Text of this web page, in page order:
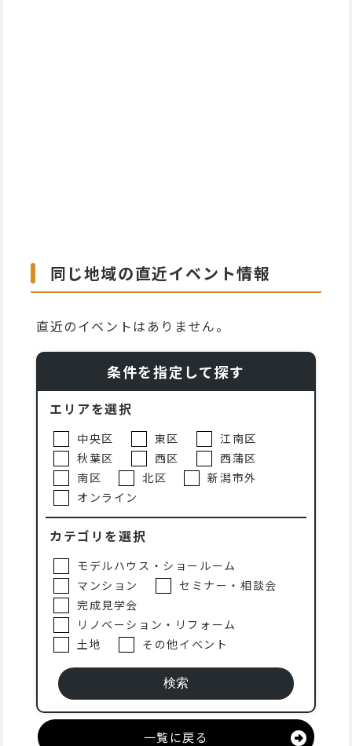
同じ地域の直近イベント情報
直近のイベントはありません。
条件を指定して探す
エリアを選択
中央区 東区
江南区
秋葉区
西区
西蒲区
南区
北区
新潟市外
オンライン
カテゴリを選択
モデルハウス・ショールーム
マンション
セミナー・相談会
完成見学会
リノベーション・リフォーム
土地
その他イベント
一覧に戻る